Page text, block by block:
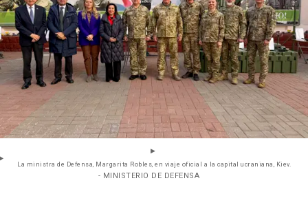
La ministra de Defensa, Margarita Robles, en viaje oficial a la capital ucraniana, Kiev.
- MINISTERIO DE DEFENSA